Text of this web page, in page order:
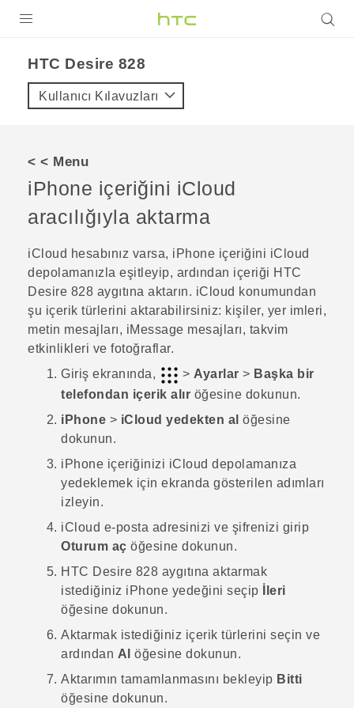
VIVE
VIVERSE
DESTEK
HTC Desire 828‎
Kullanıcı Kılavuzları
< < Menu
iPhone içeriğini iCloud
aracılığıyla aktarma
iCloud hesabınız varsa, iPhone içeriğini iCloud
depolamanızla eşitleyip, ardından içeriği HTC
Desire 828 aygıtına aktarın. iCloud konumundan
şu içerik türlerini aktarabilirsiniz: kişiler, yer imleri,
metin mesajları, iMessage mesajları, takvim
etkinlikleri ve fotoğraflar.
Giriş ekranında, > Ayarlar > Başka bir
telefondan içerik alır öğesine dokunun.
iPhone > iCloud yedekten al öğesine
dokunun.
iPhone içeriğinizi iCloud depolamanıza
yedeklemek için ekranda gösterilen adımları
izleyin.
iCloud e-posta adresinizi ve şifrenizi girip
Oturum aç öğesine dokunun.
HTC Desire 828 aygıtına aktarmak
istediğiniz iPhone yedeğini seçip
İleri
öğesine dokunun.
Aktarmak istediğiniz içerik türlerini seçin ve
ardından Al öğesine dokunun.
Aktarımın tamamlanmasını bekleyip Bitti
öğesine dokunun.